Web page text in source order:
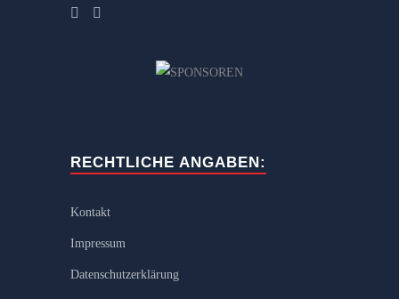
RECHTLICHE ANGABEN:
Kontakt
Impressum
Datenschutzerklärung